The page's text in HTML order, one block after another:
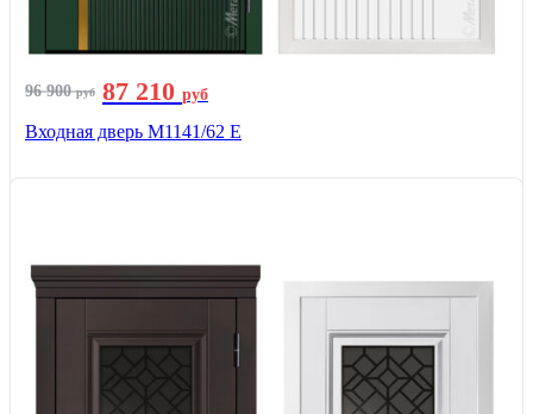
96 900руб 87 210 руб
Входная дверь М1141/62 Е